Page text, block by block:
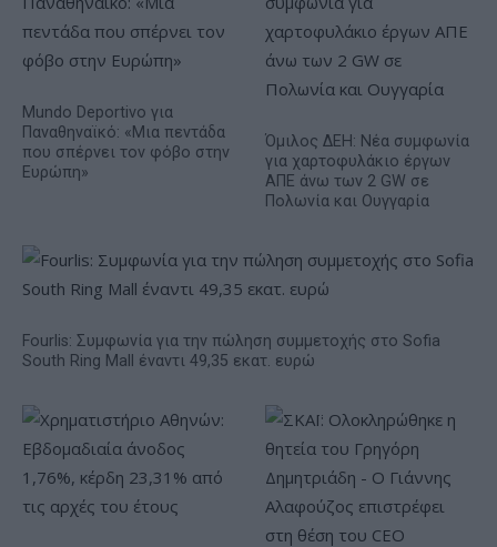
Mundo Deportivo για
Παναθηναϊκό: «Μια πεντάδα
που σπέρνει τον φόβο στην
Ευρώπη»
Όμιλος ΔΕΗ: Νέα συμφωνία
για χαρτοφυλάκιο έργων
ΑΠΕ άνω των 2 GW σε
Πολωνία και Ουγγαρία
Fourlis: Συμφωνία για την πώληση συμμετοχής στο Sofia
South Ring Mall έναντι 49,35 εκατ. ευρώ